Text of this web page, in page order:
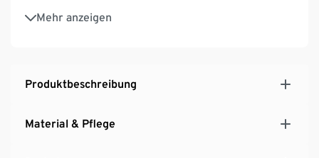
Mehr anzeigen
Temperaturausgleichend und saugfähig
Produktbeschreibung
Material & Pflege